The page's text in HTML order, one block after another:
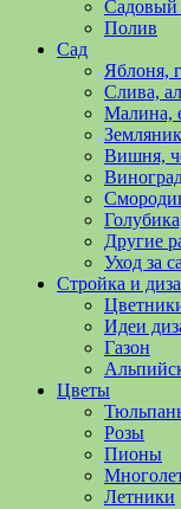
уходу
овощами,
растениями
Поможем
обустройстве
выращивании
Садовый
Полив
Сад
Яблоня,
Слива,
Малина,
Вишня,
Другие
Уход за
Стройка и
Идеи
Газон
Цветы
Розы
Пионы
Летники